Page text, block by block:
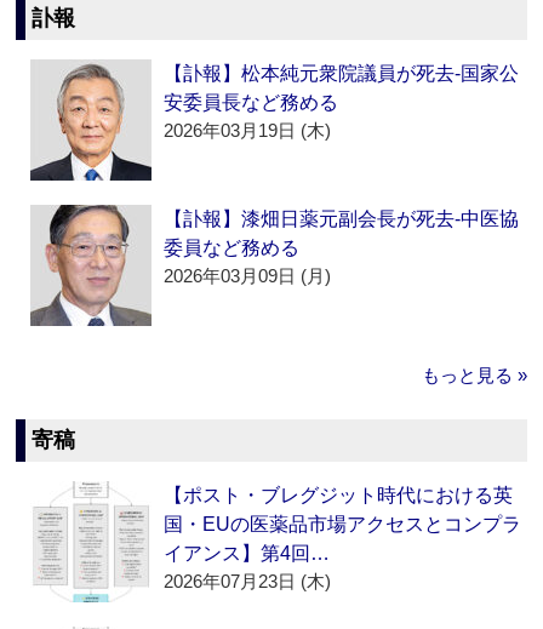
訃報
【訃報】松本純元衆院議員が死去‐国家公
安委員長など務める
2026年03月19日 (木)
【訃報】漆畑日薬元副会長が死去‐中医協
委員など務める
2026年03月09日 (月)
もっと見る »
寄稿
【ポスト・ブレグジット時代における英
国・EUの医薬品市場アクセスとコンプラ
イアンス】第4回…
2026年07月23日 (木)